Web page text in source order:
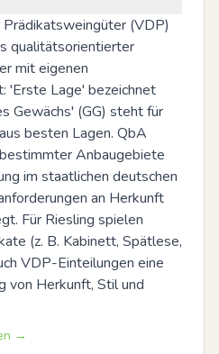
(VDP)
qualitätsorientierter
mit eigenen
'Erste Lage' bezeichnet
Gewächs' (GG) steht für
besten Lagen. QbA
Anbaugebiete
im staatlichen deutschen
an Herkunft
Für Riesling spielen
(z. B. Kabinett, Spätlese,
VDP-Einteilungen eine
von Herkunft, Stil und
→